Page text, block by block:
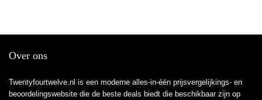
Over ons
Twentyfourtwelve.nl is een moderne alles-in-één prijsvergelijkings- en
beoordelingswebsite die de beste deals biedt die beschikbaar zijn op